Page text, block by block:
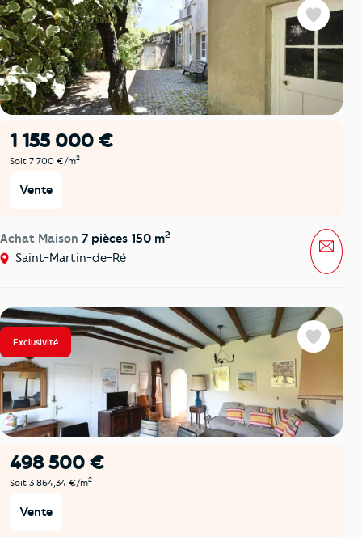
1 155 000 €
Soit 7 700 €/m2
Vente
Achat Maison 7 pièces 150 m2
Saint-Martin-de-Ré
Favoris
Exclusivité
498 500 €
Soit 3 864,34 €/m2
Vente
Favoris